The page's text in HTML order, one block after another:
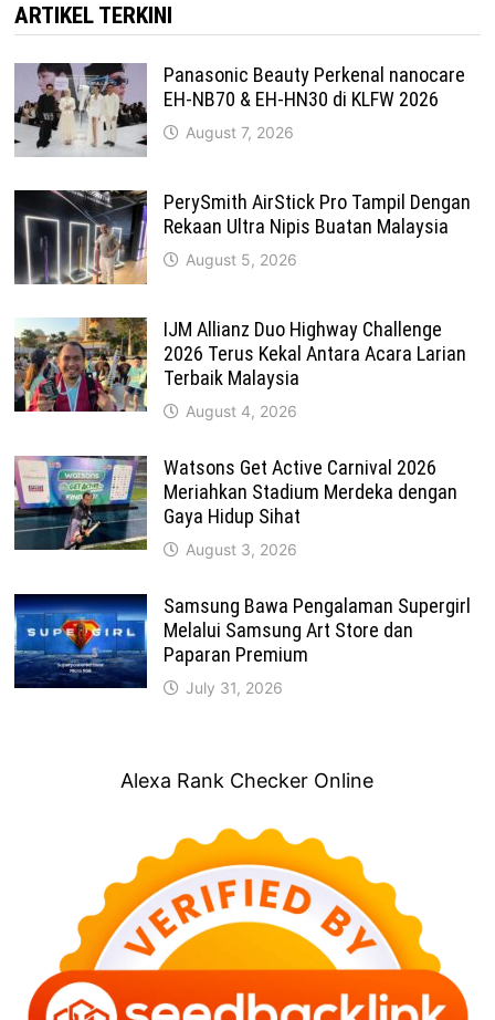
ARTIKEL TERKINI
Panasonic Beauty Perkenal nanocare
EH-NB70 & EH-HN30 di KLFW 2026
August 7, 2026
PerySmith AirStick Pro Tampil Dengan
Rekaan Ultra Nipis Buatan Malaysia
August 5, 2026
IJM Allianz Duo Highway Challenge
2026 Terus Kekal Antara Acara Larian
Terbaik Malaysia
August 4, 2026
Watsons Get Active Carnival 2026
Meriahkan Stadium Merdeka dengan
Gaya Hidup Sihat
August 3, 2026
Samsung Bawa Pengalaman Supergirl
Melalui Samsung Art Store dan
Paparan Premium
July 31, 2026
Alexa Rank Checker Online